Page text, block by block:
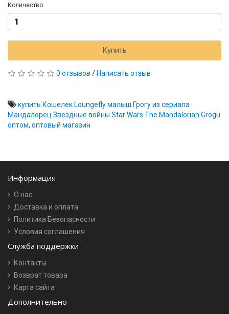
Количество
Купить
0 отзывов / Написать отзыв
купить Кошелек Loungefly малыш Грогу из сериала
Мандалорец Звездные войны Star Wars The Mandalorian Grogu
оптом, оптовый магазин
Информация
О нас
Доставка и оплата
Политика Безопасности
Условия соглашения
Служба поддержки
Контакты
Возврат товара
Карта сайта
Дополнительно